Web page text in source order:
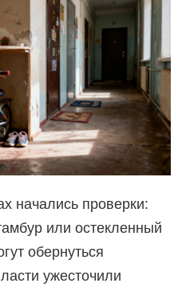
начались проверки:
или остекленный
обернуться
ужесточили